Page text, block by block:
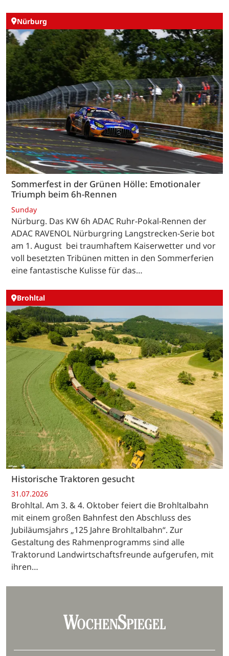
Nürburg
Sommerfest in der Grünen Hölle: Emotionaler
Triumph beim 6h-Rennen
Sunday
Nürburg. Das KW 6h ADAC Ruhr-Pokal-Rennen der
ADAC RAVENOL Nürburgring Langstrecken-Serie bot
am 1. August bei traumhaftem Kaiserwetter und vor
voll besetzten Tribünen mitten in den Sommerferien
eine fantastische Kulisse für das…
Brohltal
Historische Traktoren gesucht
31.07.2026
Brohltal. Am 3. & 4. Oktober feiert die Brohltalbahn
mit einem großen Bahnfest den Abschluss des
Jubiläumsjahrs „125 Jahre Brohltalbahn“. Zur
Gestaltung des Rahmenprogramms sind alle
Traktorund Landwirtschaftsfreunde aufgerufen, mit
ihren…